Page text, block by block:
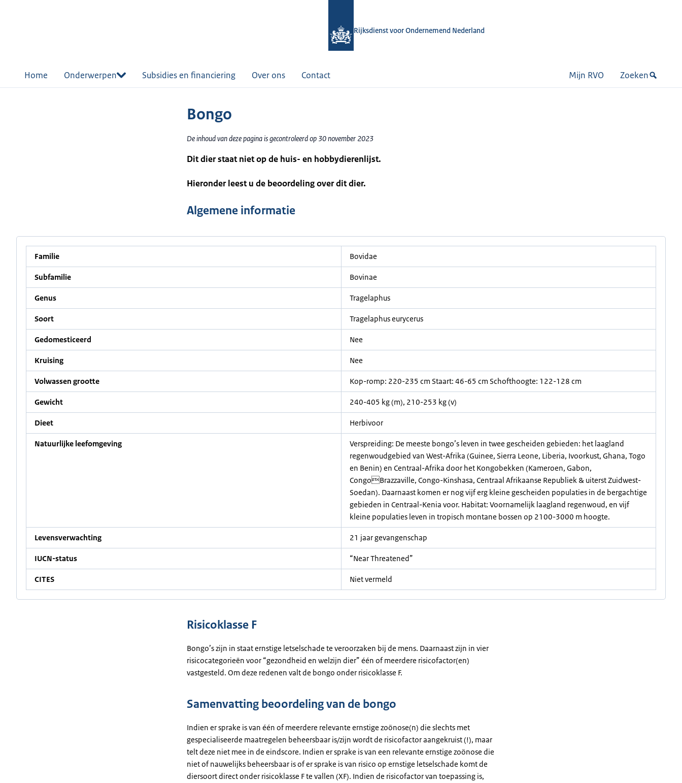
Rijksdienst voor Ondernemend Nederland
Home Onderwerpen Subsidies en financiering Over ons Contact Mijn RVO Zoeken
Bongo
De inhoud van deze pagina is gecontroleerd op 30 november 2023
Dit dier staat niet op de huis- en hobbydierenlijst.
Hieronder leest u de beoordeling over dit dier.
Algemene informatie
Familie Bovidae
Subfamilie Bovinae
Genus Tragelaphus
Soort Tragelaphus eurycerus
Gedomesticeerd Nee
Kruising Nee
Volwassen grootte Kop-romp: 220-235 cm Staart: 46-65 cm Schofthoogte: 122-128 cm
Gewicht 240-405 kg (m), 210-253 kg (v)
Dieet Herbivoor
Natuurlijke leefomgeving
Verspreiding: De meeste bongo’s leven in twee gescheiden gebieden: het laagland
regenwoudgebied van West-Afrika (Guinee, Sierra Leone, Liberia, Ivoorkust, Ghana, Togo
en Benin) en Centraal-Afrika door het Kongobekken (Kameroen, Gabon,
CongoBrazzaville, Congo-Kinshasa, Centraal Afrikaanse Republiek & uiterst Zuidwest-
Soedan). Daarnaast komen er nog vijf erg kleine gescheiden populaties in de bergachtige
gebieden in Centraal-Kenia voor. Habitat: Voornamelijk laagland regenwoud, en vijf
kleine populaties leven in tropisch montane bossen op 2100-3000 m hoogte.
Levensverwachting 21 jaar gevangenschap
IUCN-status “Near Threatened”
CITES Niet vermeld
Risicoklasse F
Bongo’s zijn in staat ernstige letselschade te veroorzaken bij de mens. Daarnaast zijn in vier
risicocategorieën voor “gezondheid en welzijn dier” één of meerdere risicofactor(en)
vastgesteld. Om deze redenen valt de bongo onder risicoklasse F.
Samenvatting beoordeling van de bongo
Indien er sprake is van één of meerdere relevante ernstige zoönose(n) die slechts met
gespecialiseerde maatregelen beheersbaar is/zijn wordt de risicofactor aangekruist (!), maar
telt deze niet mee in de eindscore. Indien er sprake is van een relevante ernstige zoönose die
niet of nauwelijks beheersbaar is of er sprake is van risico op ernstige letselschade komt de
diersoort direct onder risicoklasse F te vallen (XF). Indien de risicofactor van toepassing is,